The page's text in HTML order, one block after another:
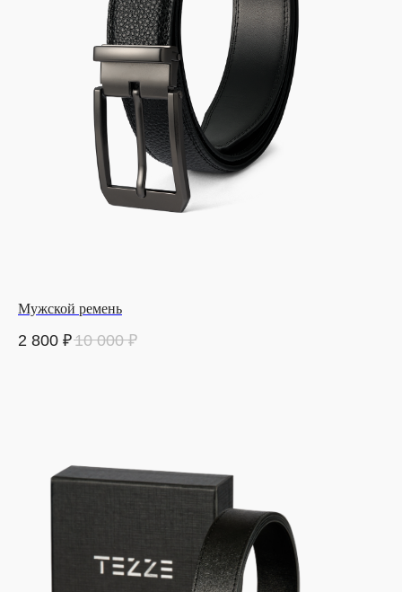
Мужской ремень
2 800 ₽10 000 ₽